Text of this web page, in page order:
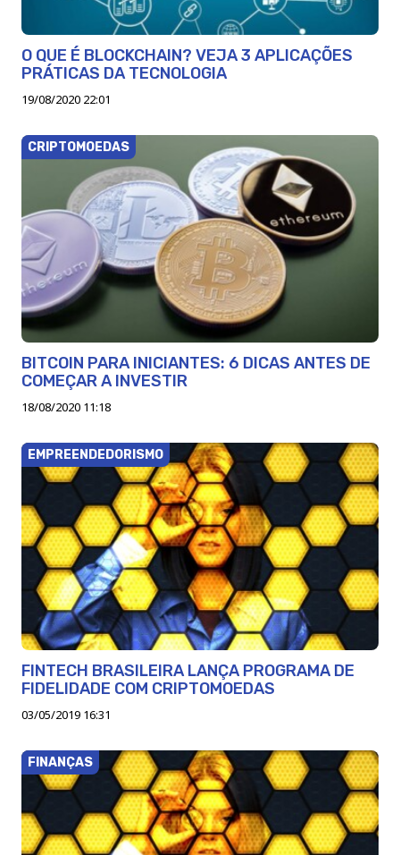
O QUE É BLOCKCHAIN? VEJA 3 APLICAÇÕES
PRÁTICAS DA TECNOLOGIA
19/08/2020 22:01
CRIPTOMOEDAS
BITCOIN PARA INICIANTES: 6 DICAS ANTES DE
COMEÇAR A INVESTIR
18/08/2020 11:18
EMPREENDEDORISMO
FINTECH BRASILEIRA LANÇA PROGRAMA DE
FIDELIDADE COM CRIPTOMOEDAS
03/05/2019 16:31
FINANÇAS